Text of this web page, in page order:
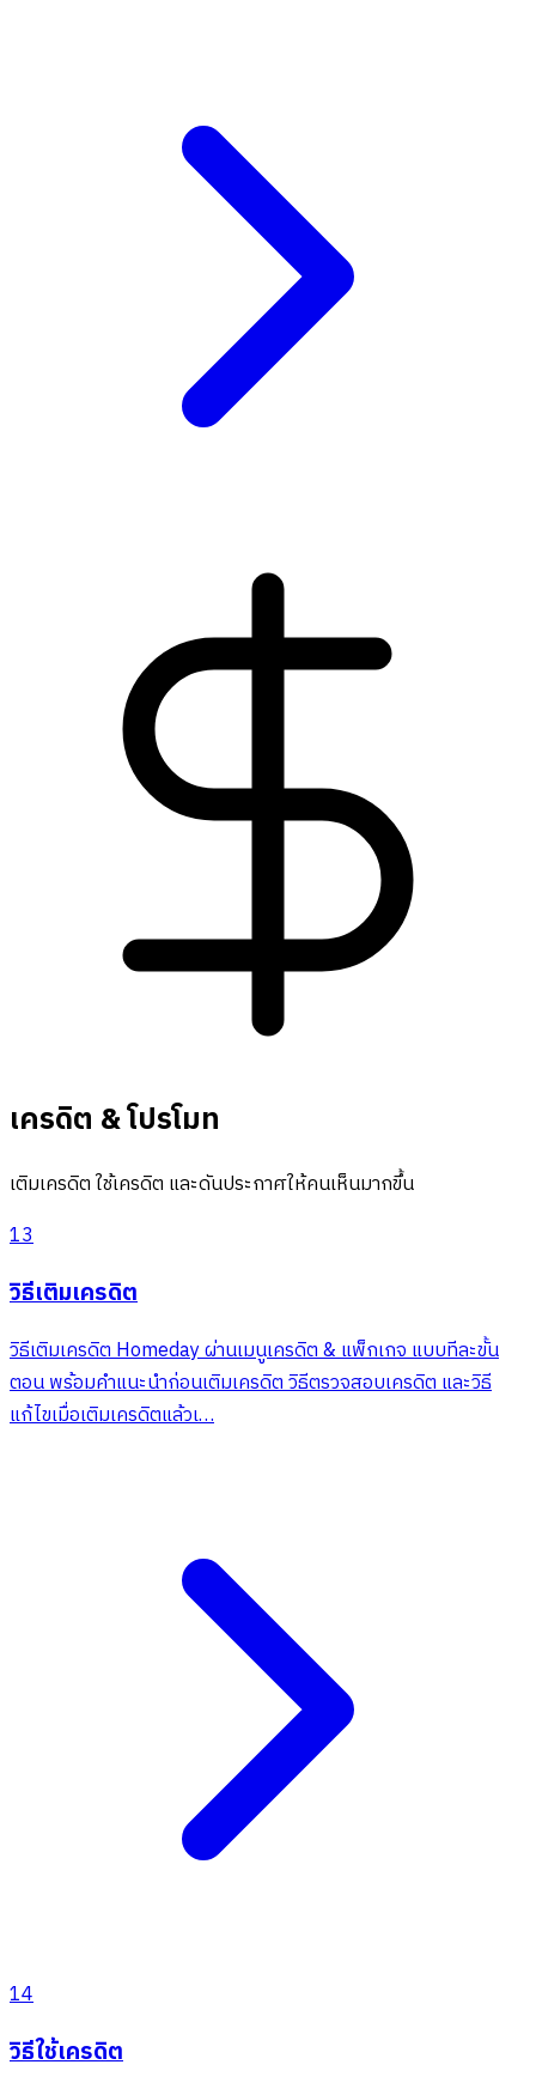
เครดิต & โปรโมท
เติมเครดิต ใช้เครดิต และดันประกาศให้คนเห็นมากขึ้น
13
วิธีเติมเครดิต
วิธีเติมเครดิต Homeday ผ่านเมนูเครดิต & แพ็กเกจ แบบทีละขั้น
ตอน พร้อมคำแนะนำก่อนเติมเครดิต วิธีตรวจสอบเครดิต และวิธี
แก้ไขเมื่อเติมเครดิตแล้วเ…
14
วิธีใช้เครดิต